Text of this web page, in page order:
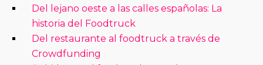
Del lejano oeste a las calles españolas: La
historia del Foodtruck
Del restaurante al foodtruck a través de
Crowdfunding